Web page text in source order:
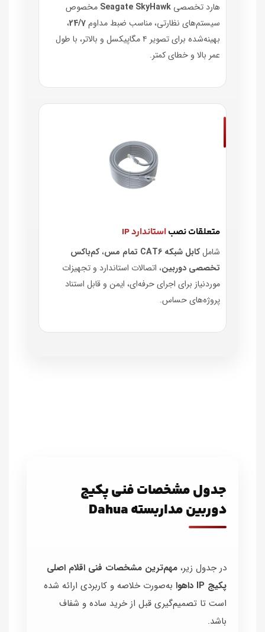
هارد تخصصی Seagate SkyHawk مخصوص
سیستم‌های نظارتی، مناسب ضبط مداوم24/7،
بهینه‌شده برای تصویر ۴ مگاپیکسل و بالاتر، با طول
عمر بالا و خطای کمتر.
متعلقات نصباستاندارد IP
شاملکابل شبکه CAT6 تمام مس ،کم‌باکس
تخصصی دوربین، اتصالات استاندارد و تجهیزات
موردنیاز برای اجرای حرفه‌ای، ایمن و قابل استناد
پروژه‌های حساس.
جدول مشخصات فنی پکیج
دوربین مداربسته Dahua
در جدول زیر، مهم‌ترین مشخصات فنی اقلام اصلی
پکیج IP داهوا
به‌صورت خلاصه و کاربردی ارائه شده
است تا تصمیم‌گیری قبل از خرید ساده و شفاف
باشد.